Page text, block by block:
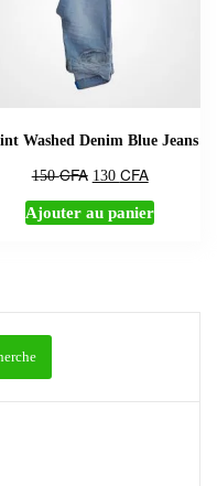
Washed Denim Blue Jeans
150CFA Le
initial
130 CFALe
actuel
Ajouter au panier